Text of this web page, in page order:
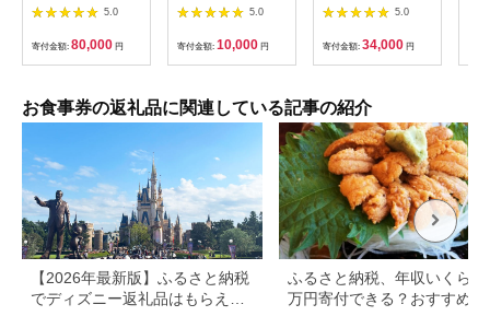
（2枚）
5.0
寄付金額: 80,000 円
5.0
寄付金額: 10,000 円
1000円×10枚 食事チ
福岡県 北九州市
5.0
寄付金額: 34,000 円
お食事券の返礼品に関連している記事の紹介
【2026年最新版】ふるさと納税
でディズニー返礼品はもらえ
ふるさと納税、年収いくらで
万円寄付できる？おすすめ返